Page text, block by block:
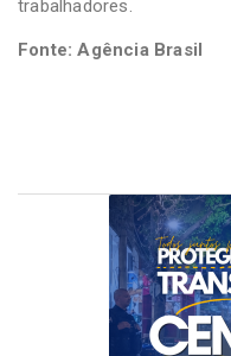
trabalhadores.
Fonte: Agência Brasil